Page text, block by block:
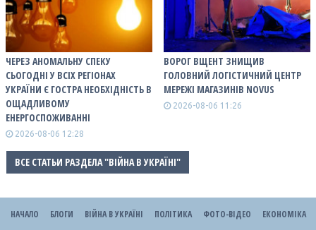
ЧЕРЕЗ АНОМАЛЬНУ СПЕКУ
СЬОГОДНІ У ВСІХ РЕГІОНАХ
УКРАЇНИ Є ГОСТРА НЕОБХІДНІСТЬ В
ОЩАДЛИВОМУ
ЕНЕРГОСПОЖИВАННІ
2026-08-06 12:28
ВОРОГ ВЩЕНТ ЗНИЩИВ
ГОЛОВНИЙ ЛОГІСТИЧНИЙ ЦЕНТР
МЕРЕЖІ МАГАЗИНІВ NOVUS
2026-08-06 11:26
ВСЕ СТАТЬИ РАЗДЕЛА "ВІЙНА В УКРАЇНІ"
НАЧАЛО БЛОГИ ВІЙНА В УКРАЇНІ ПОЛІТИКА ФОТО-ВІДЕО ЕКОНОМІКА